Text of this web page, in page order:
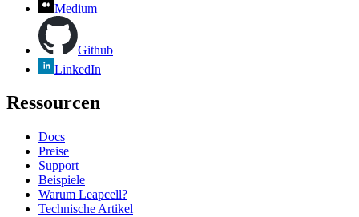
Medium
Github
LinkedIn
Ressourcen
Docs
Preise
Support
Beispiele
Warum Leapcell?
Technische Artikel